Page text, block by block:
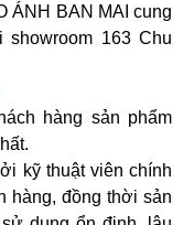
ÁNH BAN MAI cung
showroom 163 Chu
hàng sản phẩm
kỹ thuật viên chính
hàng, đồng thời sản